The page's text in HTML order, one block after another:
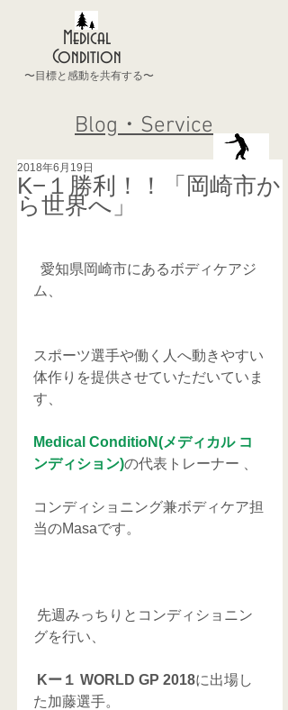
Medical
Condition
〜目標と感動を共有する〜
Blog・Service
K−１勝利！！「岡崎市か
ら世界へ」
2018年6月19日
ム、
スポーツ選手や働く人へ動きやすい
体作りを提供させていただいていま
す、
Medical ConditioN(メディカル コ
ンディション)の代表トレーナー 、
コンディショニング兼ボディケア担
当のMasaです。
グを行い、
Kー１ WORLD GP 2018に出場し
た加藤選手。